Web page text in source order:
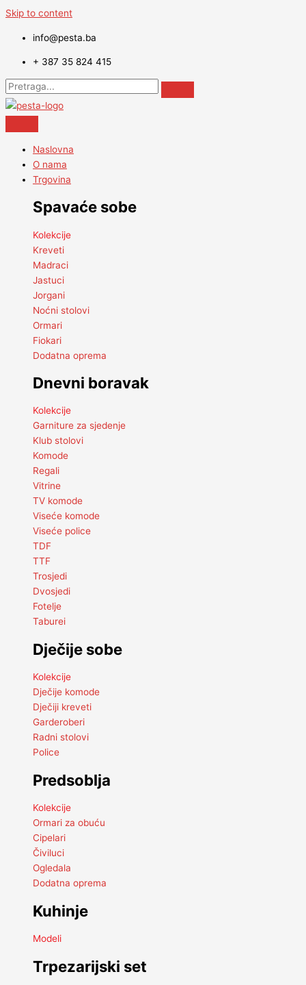
Skip to content
info@pesta.ba
+ 387 35 824 415
Naslovna
O nama
Trgovina
Spavaće sobe
Kolekcije
Kreveti
Madraci
Jastuci
Jorgani
Noćni stolovi
Ormari
Fiokari
Dodatna oprema
Dnevni boravak
Kolekcije
Garniture za sjedenje
Klub stolovi
Komode
Regali
Vitrine
TV komode
Viseće komode
Viseće police
TDF
TTF
Trosjedi
Dvosjedi
Fotelje
Taburei
Dječije sobe
Kolekcije
Dječije komode
Dječiji kreveti
Garderoberi
Radni stolovi
Police
Predsoblja
Kolekcije
Ormari za obuću
Cipelari
Čiviluci
Ogledala
Dodatna oprema
Kuhinje
Modeli
Trpezarijski set